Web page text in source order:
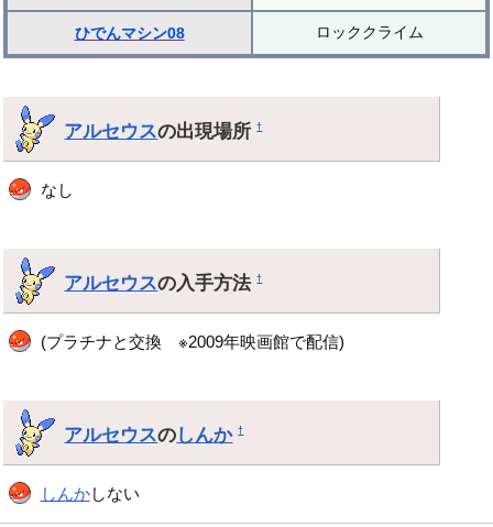
ひでんマシン08 ロッククライム
アルセウスの出現場所†
なし
アルセウスの入手方法†
(プラチナと交換 ※2009年映画館で配信)
アルセウスのしんか †
しんかしない